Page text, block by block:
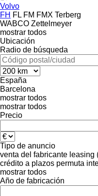
Volvo
FH FL FM FMX Terberg
WABCO Zettelmeyer
mostrar todos
Ubicación
Radio de búsqueda
España
Barcelona
mostrar todos
mostrar todos
Precio
Tipo de anuncio
venta del fabricante leasing
crédito a plazos permuta
mostrar todos
Año de fabricación